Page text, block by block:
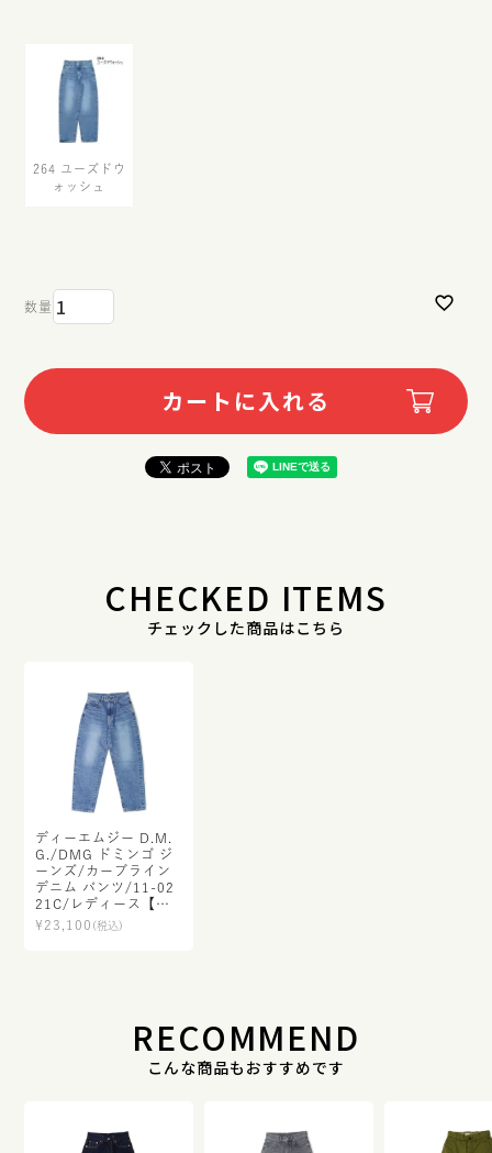
264 ユーズドウ
ォッシュ
カートに入れる
CHECKED ITEMS
チェックした商品はこちら
ディーエムジー D.M.
G./DMG ドミンゴ ジ
ーンズ/カーブライン
デニム パンツ/11-02
21C/レディース【正
規取扱】
¥ 23,100 (税込)
RECOMMEND
こんな商品もおすすめです